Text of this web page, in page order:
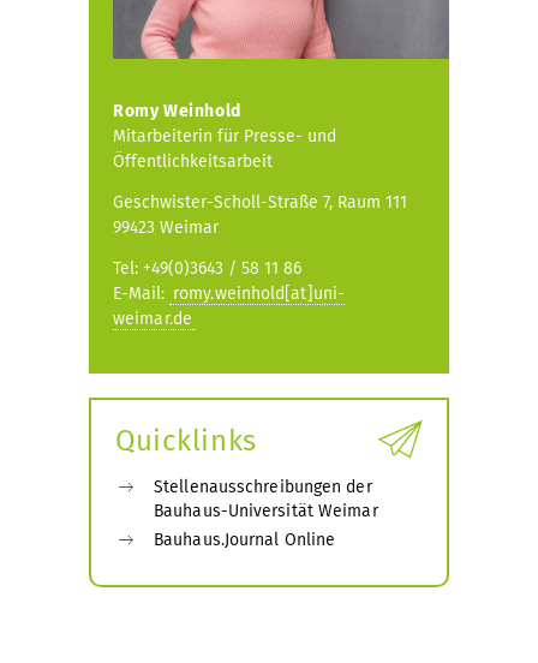
Romy Weinhold
Mitarbeiterin für Presse- und
Öffentlichkeitsarbeit
Geschwister-Scholl-Straße 7, Raum 111
99423 Weimar
Tel: +49(0)3643 / 58 11 86
E-Mail: romy.weinhold[at]uni-
weimar.de
Quicklinks
Stellenausschreibungen der
Bauhaus-Universität Weimar
Bauhaus.Journal Online